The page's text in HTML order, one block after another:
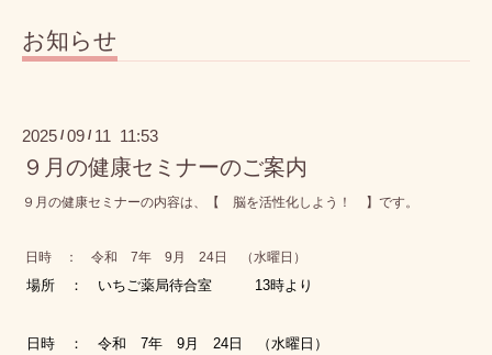
お知らせ
2025 / 09 / 11 11:53
９月の健康セミナーのご案内
９月の健康セミナーの内容は、【 脳を活性化しよう！ 】です。
日時 ： 令和 7年 9月 24日 （水曜日）
場所 ： いちご薬局待合室 13時より
日時 ： 令和 7年 9月 24日 （水曜日）